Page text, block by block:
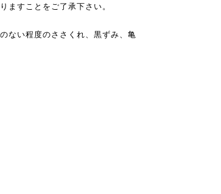
ますことをご了承下さい。
ない程度のささくれ、黒ずみ、亀